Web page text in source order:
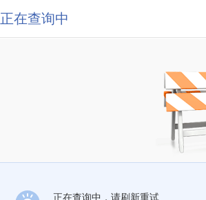
正在查询中
正在查询中，请刷新重试